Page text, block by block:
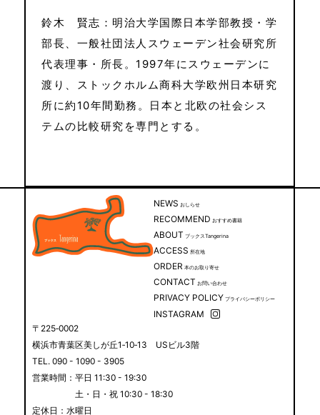
鈴木 賢志：明治大学国際日本学部教授・学
部長、一般社団法人スウェーデン社会研究所
代表理事・所長。1997年にスウェーデンに
渡り、ストックホルム商科大学欧州日本研究
所に約10年間勤務。日本と北欧の社会シス
テムの比較研究を専門とする。
〒225‐0002
横浜市青葉区美しが丘1‐10‐13 USビル3階
TEL. 090 - 1090 - 3905
営業時間：平日 11:30 - 19:30
土・日・祝 10:30 - 18:30
定休日：水曜日
NEWS おしらせ
RECOMMEND おすすめ書籍
ABOUT ブックスTangerina
ACCESS 所在地
ORDER 本のお取り寄せ
CONTACT お問い合わせ
PRIVACY POLICY プライバシーポリシー
INSTAGRAM